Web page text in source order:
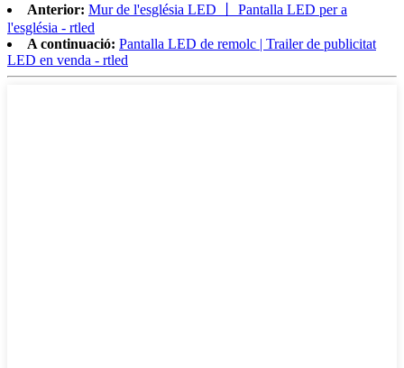
Anterior: Mur de l'església LED 丨 Pantalla LED per a
l'església - rtled
A continuació: Pantalla LED de remolc | Trailer de publicitat
LED en venda - rtled